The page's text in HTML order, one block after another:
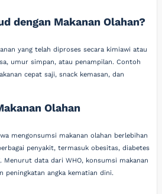
dengan Makanan Olahan?
yang telah diproses secara kimiawi atau
umur simpan, atau penampilan. Contoh
cepat saji, snack kemasan, dan
Olahan
mengonsumsi makanan olahan berlebihan
penyakit, termasuk obesitas, diabetes
data dari WHO, konsumsi makanan
peningkatan angka kematian dini.